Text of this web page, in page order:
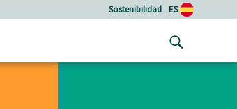
Sostenibilidad ES